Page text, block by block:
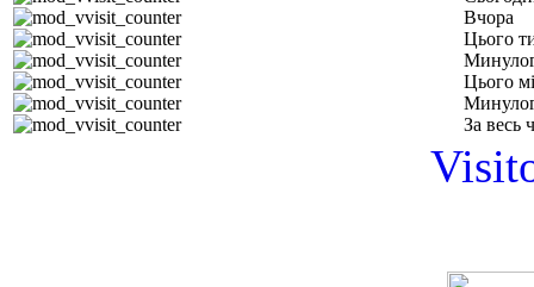
Вчора
Цього
Цього
За весь